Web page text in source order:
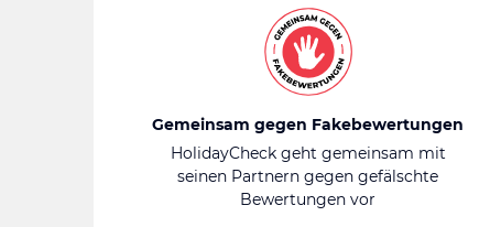
Gemeinsam gegen Fakebewertungen
HolidayCheck geht gemeinsam mit
seinen Partnern gegen gefälschte
Bewertungen vor